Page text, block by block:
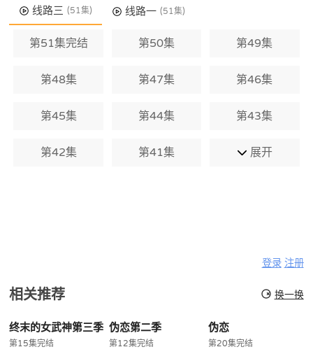
线路三 (51集) 线路一 (51集)
第51集完结 第50集 第49集
第48集 第47集 第46集
第45集 第44集 第43集
第42集 第41集 展开
登录 注册
相关推荐 换一换
终末的女武神第三季
第15集完结
伪恋第二季
第12集完结
伪恋
第20集完结